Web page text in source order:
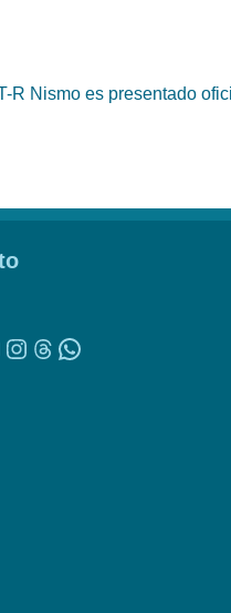
R Nismo es presentado